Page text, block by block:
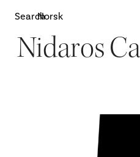
SearchNorsk
Nidaros